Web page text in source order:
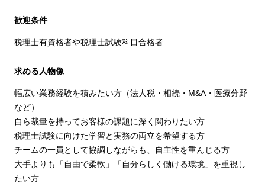
歓迎条件
税理士有資格者や税理士試験科目合格者
求める人物像
幅広い業務経験を積みたい方（法人税・相続・M&A・医療分野
など）
自ら裁量を持ってお客様の課題に深く関わりたい方
税理士試験に向けた学習と実務の両立を希望する方
チームの一員として協調しながらも、自主性を重んじる方
大手よりも「自由で柔軟」「自分らしく働ける環境」を重視し
たい方